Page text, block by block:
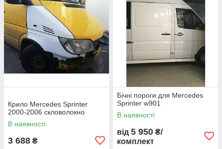
Крило Mercedes Sprinter
2000-2006 скловолокно
В наявності
3 688 ₴
Бічні пороги для Mercedes
Sprinter w901
В наявності
від 5 950 ₴/
комплект